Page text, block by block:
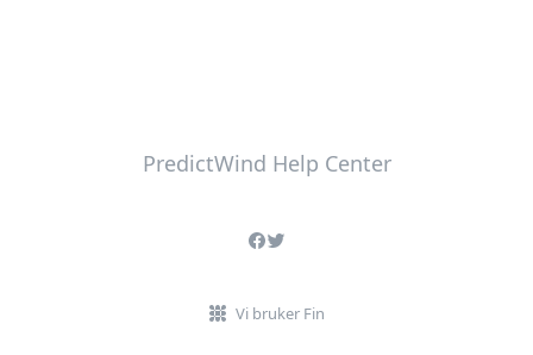
PredictWind Help Center
Vi bruker Fin